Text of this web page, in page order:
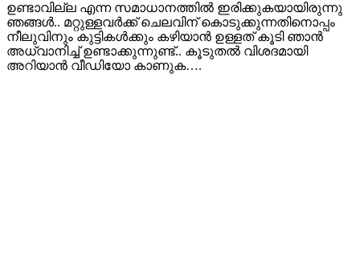
ഉണ്ടാവില്ല എന്ന സമാധാനത്തിൽ ഇരിക്കുകയായിരുന്നു
ഞങ്ങൾ.. മറ്റുള്ളവർക്ക് ചെലവിന് കൊടുക്കുന്നതിനൊപ്പം
നീലുവിനും കുട്ടികൾക്കും കഴിയാൻ ഉള്ളത് കൂടി ഞാൻ
അധ്വാനിച്ച് ഉണ്ടാക്കുന്നുണ്ട്.. കൂടുതൽ വിശദമായി
അറിയാൻ വീഡിയോ കാണുക….